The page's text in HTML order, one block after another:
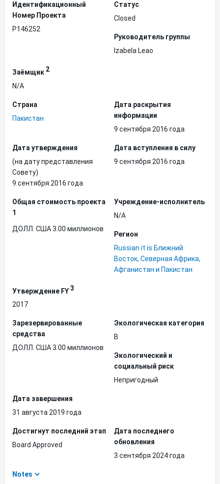
Идентификационный
Hомер Проекта
P146252
Статус
Closed
Руководитель группы
Izabela Leao
Заёмщик 2
N/A
Страна
Пакистан
Дата раскрытия
информации
9 сентября 2016 года
Дата утверждения
(на дату представления
Совету)
9 сентября 2016 года
Дата вступления в силу
9 сентября 2016 года
Общая стоимость проекта
1
ДОЛЛ. США 3.00 миллионов
Учреждение-исполнитель
N/A
Регион
Russian it is Ближний
Восток, Северная Африка,
Афганистан и Пакистан
Утверждение FY3
2017
Зарезервированные
средства
ДОЛЛ. США 3.00 миллионов
Экологическая категория
B
Экологический и
социальный риск
Непригодный
Дата завершения
31 августа 2019 года
Достигнут последний этап
Board Approved
Дата последнего
обновления
3 сентября 2024 года
Notes